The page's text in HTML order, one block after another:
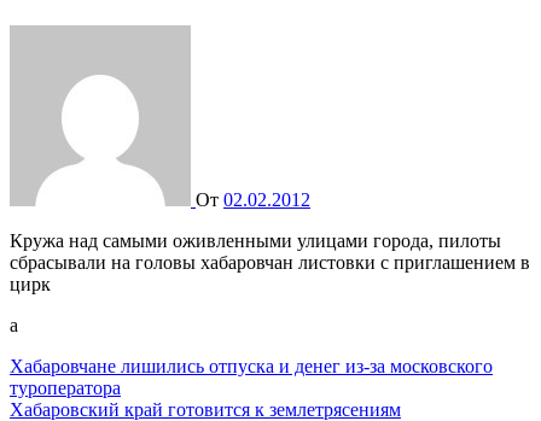
От 02.02.2012
Кружа над самыми оживленными улицами города, пилоты
сбрасывали на головы хабаровчан листовки с приглашением в
цирк
а
Навигация
по
Хабаровчане лишились отпуска и денег из-за московского
туроператора
Хабаровский край готовится к землетрясениям